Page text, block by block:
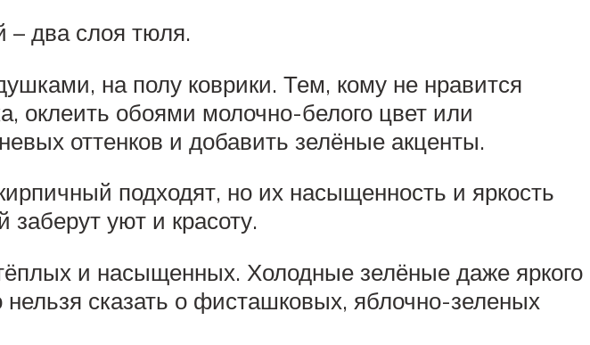
– два слоя тюля.
на полу коврики. Тем, кому не нравится
оклеить обоями молочно-белого цвет или
оттенков и добавить зелёные акценты.
подходят, но их насыщенность и яркость
уют и красоту.
и насыщенных. Холодные зелёные даже яркого
сказать о фисташковых, яблочно-зеленых